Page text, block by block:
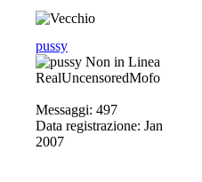
pussy
RealUncensoredMofo
Messaggi: 497
Data registrazione: Jan
2007